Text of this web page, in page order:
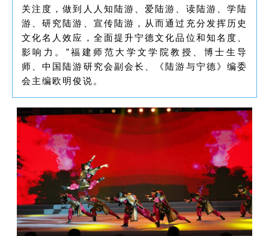
关注度，做到人人知陆游、爱陆游、读陆游、学陆
游、研究陆游、宣传陆游，从而通过充分发挥历史
文化名人效应，全面提升宁德文化品位和知名度、
影响力。”福建师范大学文学院教授、博士生导
师、中国陆游研究会副会长、《陆游与宁德》编委
会主编欧明俊说。